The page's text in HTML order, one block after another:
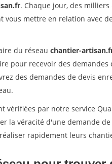
. Chaque jour, des
vous mettre en relation avec
du réseau chantier-
pour recevoir des
des demandes de devis
vérifiées par notre service
la véracité d'une demande
rapidement leurs